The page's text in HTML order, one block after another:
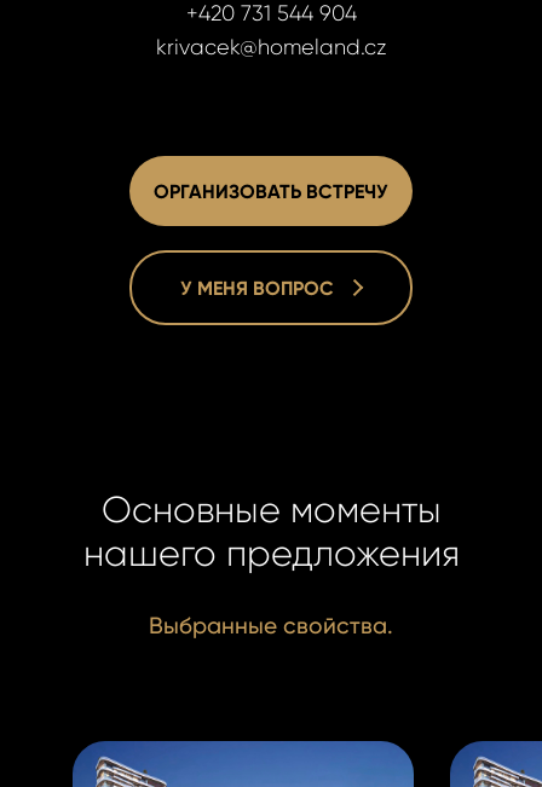
+420 731 544 904
krivacek@homeland.cz
ОРГАНИЗОВАТЬ ВСТРЕЧУ
У МЕНЯ ВОПРОС
Основные моменты
нашего предложения
Выбранные свойства.